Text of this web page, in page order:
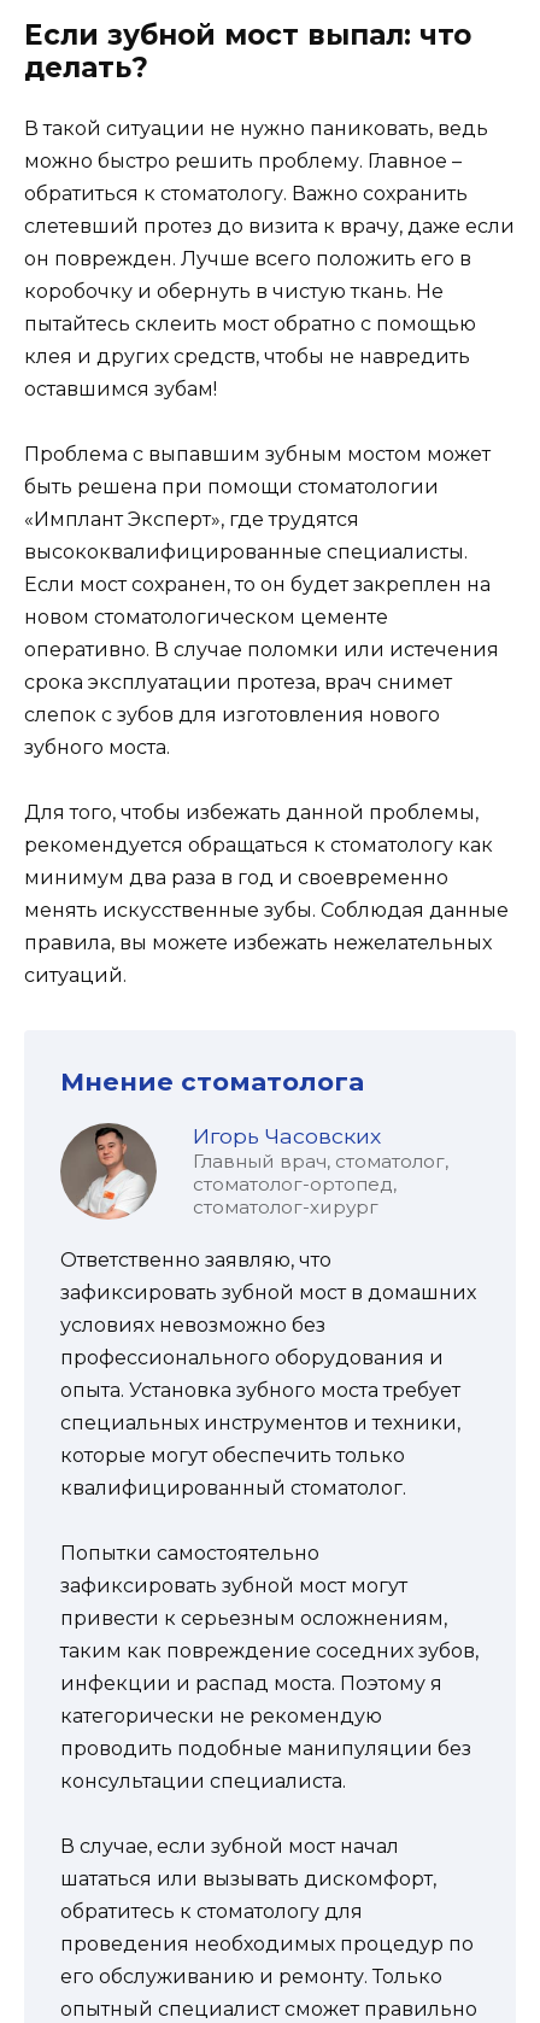
Если зубной мост выпал: что
делать?
В такой ситуации не нужно паниковать, ведь
можно быстро решить проблему. Главное –
обратиться к стоматологу. Важно сохранить
слетевший протез до визита к врачу, даже если
он поврежден. Лучше всего положить его в
коробочку и обернуть в чистую ткань. Не
пытайтесь склеить мост обратно с помощью
клея и других средств, чтобы не навредить
оставшимся зубам!
Проблема с выпавшим зубным мостом может
быть решена при помощи стоматологии
«Имплант Эксперт», где трудятся
высококвалифицированные специалисты.
Если мост сохранен, то он будет закреплен на
новом стоматологическом цементе
оперативно. В случае поломки или истечения
срока эксплуатации протеза, врач снимет
слепок с зубов для изготовления нового
зубного моста.
Для того, чтобы избежать данной проблемы,
рекомендуется обращаться к стоматологу как
минимум два раза в год и своевременно
менять искусственные зубы. Соблюдая данные
правила, вы можете избежать нежелательных
ситуаций.
Мнение стоматолога
Игорь Часовских
Главный врач, стоматолог,
стоматолог-ортопед,
стоматолог-хирург
Ответственно заявляю, что
зафиксировать зубной мост в домашних
условиях невозможно без
профессионального оборудования и
опыта. Установка зубного моста требует
специальных инструментов и техники,
которые могут обеспечить только
квалифицированный стоматолог.
Попытки самостоятельно
зафиксировать зубной мост могут
привести к серьезным осложнениям,
таким как повреждение соседних зубов,
инфекции и распад моста. Поэтому я
категорически не рекомендую
проводить подобные манипуляции без
консультации специалиста.
В случае, если зубной мост начал
шататься или вызывать дискомфорт,
обратитесь к стоматологу для
проведения необходимых процедур по
его обслуживанию и ремонту. Только
опытный специалист сможет правильно